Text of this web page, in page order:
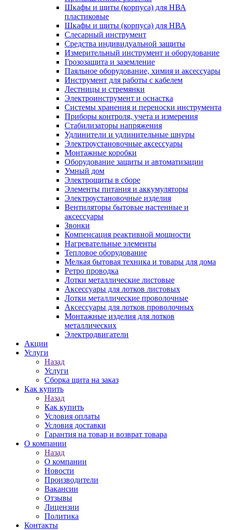
Шкафы и щиты (корпуса) для НВА
пластиковые
Шкафы и щиты (корпуса) для НВА
Слесарный инструмент
Средства индивидуальной защиты
Измерительный инструмент и оборудование
Грозозащита и заземление
Паяльное оборудование, химия и аксессуары
Инструмент для работы с кабелем
Лестницы и стремянки
Электроинструмент и оснастка
Системы хранения и переноски инструмента
Приборы контроля, учета и измерения
Стабилизаторы напряжения
Удлинители и удлинительные шнуры
Электроустановочные аксессуары
Монтажные коробки
Оборудование защиты и автоматизации
Умный дом
Электрощиты в сборе
Элементы питания и аккумуляторы
Электроустановочные изделия
Вентиляторы бытовые настенные и
аксессуары
Звонки
Компенсация реактивной мощности
Нагревательные элементы
Тепловое оборудование
Мелкая бытовая техника и товары для дома
Ретро проводка
Лотки металлические листовые
Аксессуары для лотков листовых
Лотки металлические проволочные
Аксессуары для лотков проволочных
Монтажные изделия для лотков
металлических
Электродвигатели
Акции
Услуги
Назад
Услуги
Сборка щита на заказ
Как купить
Назад
Как купить
Условия оплаты
Условия доставки
Гарантия на товар и возврат товара
О компании
Назад
О компании
Новости
Производители
Вакансии
Отзывы
Лицензии
Политика
Контакты